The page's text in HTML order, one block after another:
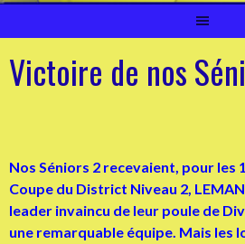
Victoire de nos
Nos Séniors 2 recevaient, pour les
Coupe du District Niveau 2, LEMAN
leader invaincu de leur poule de
une remarquable équipe. Mais les